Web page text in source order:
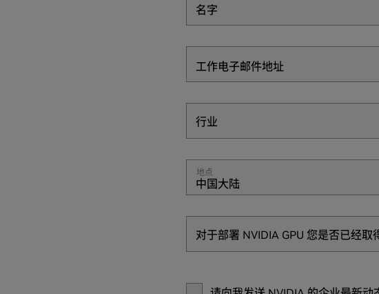
名字
工作电子邮件地址
行业
行业
地点
中国大陆
对于部署 NVIDIA GPU 您是否已经取
对于部署 NVIDIA GPU 您是否已经取